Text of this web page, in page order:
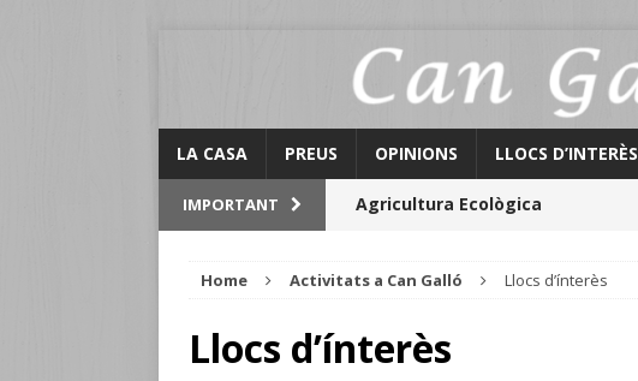
LA CASA PREUS OPINIONS LLOCS D’INTERÈS
IMPORTANT Agricultura Ecològica
El Graner
Home Activitats a Can Galló Llocs d’ínterès
Llocs d’ínterès